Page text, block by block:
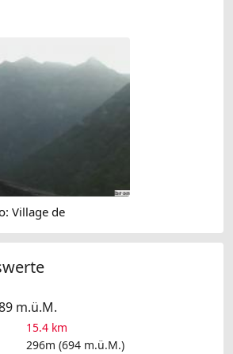
Village de
m.ü.M.
15.4 km
296m (694 m.ü.M.)